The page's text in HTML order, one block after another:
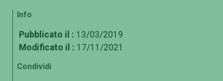
Info
Pubblicato il : 13/03/2019
Modificato il : 17/11/2021
Condividi